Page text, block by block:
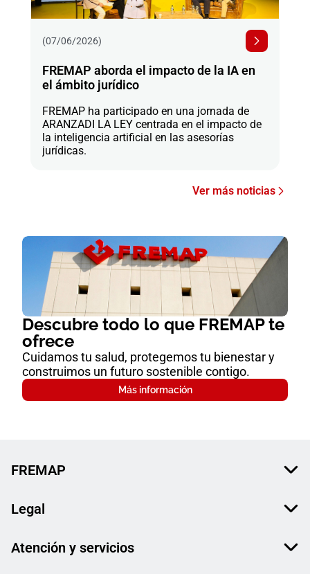
(07/06/2026)
FREMAP aborda el impacto de la IA en
el ámbito jurídico
FREMAP ha participado en una jornada de
ARANZADI LA LEY centrada en el impacto de
la inteligencia artificial en las asesorías
jurídicas.
Ver más noticias
Descubre todo lo que FREMAP te
ofrece
Cuidamos tu salud, protegemos tu bienestar y
construimos un futuro sostenible contigo.
Más información
FREMAP
Legal
Atención y servicios